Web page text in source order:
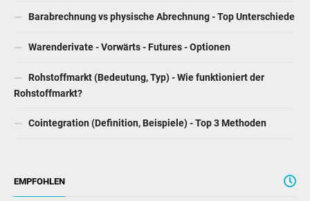
Barabrechnung vs physische Abrechnung - Top Unterschiede
Warenderivate - Vorwärts - Futures - Optionen
Rohstoffmarkt (Bedeutung, Typ) - Wie funktioniert der
Rohstoffmarkt?
Cointegration (Definition, Beispiele) - Top 3 Methoden
EMPFOHLEN